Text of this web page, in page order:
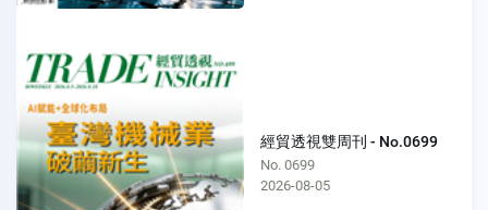
經貿透視雙周刊 - No.0699
No. 0699
2026-08-05